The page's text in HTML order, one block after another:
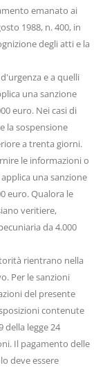
emanato ai
1988, n. 400, in
degli atti e la
e a quelli
una sanzione
euro. Nei casi di
la sospensione
a trenta giorni.
le informazioni o
una sanzione
euro. Qualora le
veritiere,
da 4.000
rientrano nella
Per le sanzioni
del presente
contenute
della legge 24
Il pagamento delle
deve essere